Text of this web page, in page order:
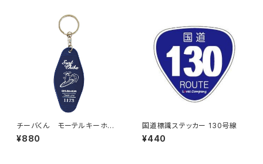
チーバくん モーテルキーホル
ダー design3
¥880
国道標識ステッカー 130号線
¥440